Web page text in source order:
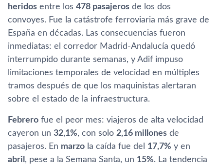
heridos entre los 478 pasajeros de los dos
convoyes. Fue la catástrofe ferroviaria más grave de
España en décadas. Las consecuencias fueron
inmediatas: el corredor Madrid-Andalucía quedó
interrumpido durante semanas, y Adif impuso
limitaciones temporales de velocidad en múltiples
tramos después de que los maquinistas alertaran
sobre el estado de la infraestructura.
Febrero fue el peor mes: viajeros de alta velocidad
cayeron un 32,1%, con solo 2,16 millones de
pasajeros. En marzo la caída fue del 17,7% y en
abril , pese a la Semana Santa, un 15%. La tendencia